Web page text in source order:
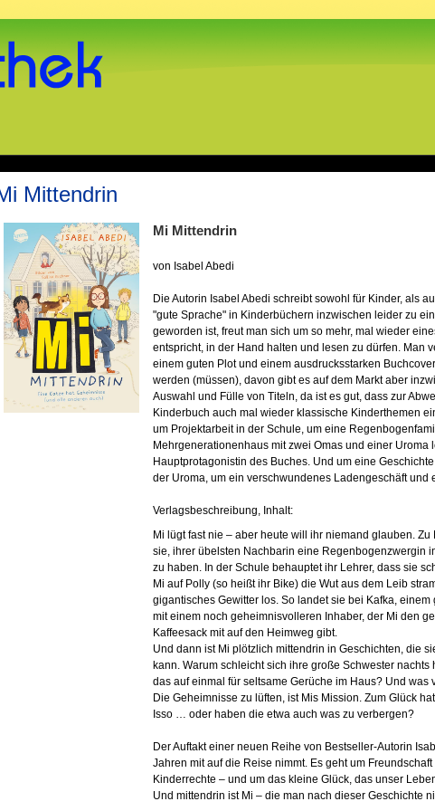
Mittendrin
Mi Mittendrin
von Isabel Abedi
Die Autorin Isabel Abedi schreibt sowohl für Kinder, als
"gute Sprache" in Kinderbüchern inzwischen leider zu
geworden ist, freut man sich um so mehr, mal wieder
entspricht, in der Hand halten und lesen zu dürfen. Man
einem guten Plot und einem ausdrucksstarken
werden (müssen), davon gibt es auf dem Markt aber
Auswahl und Fülle von Titeln, da ist es gut, dass zur
Kinderbuch auch mal wieder klassische Kinderthemen
um Projektarbeit in der Schule, um eine
Mehrgenerationenhaus mit zwei Omas und einer Uroma
Hauptprotagonistin des Buches. Und um eine
der Uroma, um ein verschwundenes Ladengeschäft und
Verlagsbeschreibung, Inhalt:
Mi lügt fast nie – aber heute will ihr niemand glauben.
sie, ihrer übelsten Nachbarin eine Regenbogenzwergin
zu haben. In der Schule behauptet ihr Lehrer, dass sie
Mi auf Polly (so heißt ihr Bike) die Wut aus dem Leib
gigantisches Gewitter los. So landet sie bei Kafka,
mit einem noch geheimnisvolleren Inhaber, der Mi den
Kaffeesack mit auf den Heimweg gibt.
Und dann ist Mi plötzlich mittendrin in Geschichten, die
kann. Warum schleicht sich ihre große Schwester nachts
das auf einmal für seltsame Gerüche im Haus? Und was
Die Geheimnisse zu lüften, ist Mis Mission. Zum Glück
Isso … oder haben die etwa auch was zu verbergen?
Der Auftakt einer neuen Reihe von Bestseller-Autorin
Jahren mit auf die Reise nimmt. Es geht um
Kinderrechte – und um das kleine Glück, das unser
Und mittendrin ist Mi – die man nach dieser Geschichte